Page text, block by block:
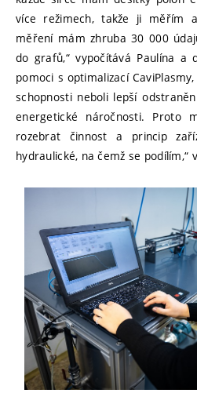
více režimech, takže ji měřím
měření mám zhruba 30 000
do grafů,“ vypočítává Paulína a
pomoci s optimalizací
schopnosti neboli lepší
energetické náročnosti. Proto
rozebrat činnost a princip
hydraulické, na čemž se podílím,“